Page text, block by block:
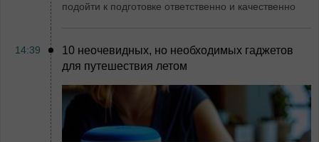
подойти к подготовке ответственно и качественно
14:39
10 неочевидных, но необходимых гаджетов
для путешествия летом